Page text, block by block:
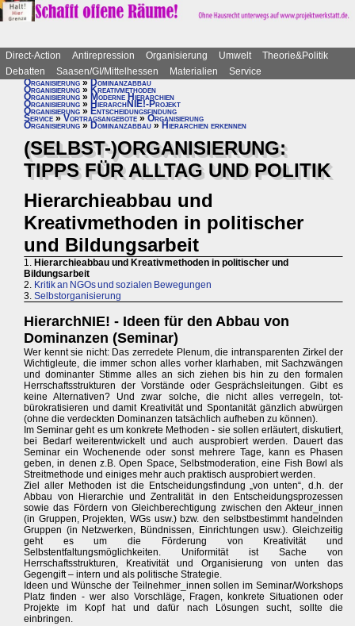
Direct-Action Antirepression Organisierung Umwelt
Theorie&Politik
Debatten
Saasen/GI/Mittelhessen Materialien
Service
Organisierung»Dominanzabbau
Organisierung » Kreativmethoden
Organisierung » Moderne Hierarchien
Organisierung » HierarchNIE!-Projekt
Organisierung » Entscheidungsfindung
Service » Vortragsangebote » Organisierung
Organisierung » Dominanzabbau » Hierarchien erkennen
(SELBST-)ORGANISIERUNG:
TIPPS FÜR ALLTAG UND POLITIK
Hierarchieabbau und
Kreativmethoden in politischer
und Bildungsarbeit
1. Hierarchieabbau und Kreativmethoden in politischer und
Bildungsarbeit
2. Kritik an NGOs und sozialen Bewegungen
3. Selbstorganisierung
HierarchNIE! - Ideen für den Abbau von
Dominanzen (Seminar)
Wer kennt sie nicht: Das zerredete Plenum, die intransparenten Zirkel der
Wichtigleute, die immer schon alles vorher klarhaben, mit Sachzwängen
und dominanter Stimme alles an sich ziehen bis hin zu den formalen
Herrschaftsstrukturen der Vorstände oder Gesprächsleitungen. Gibt es
keine Alternativen? Und zwar solche, die nicht alles verregeln, tot-
bürokratisieren und damit Kreativität und Spontanität gänzlich abwürgen
(ohne die verdeckten Dominanzen tatsächlich aufheben zu können).
Im Seminar geht es um konkrete Methoden - sie sollen erläutert, diskutiert,
bei Bedarf weiterentwickelt und auch ausprobiert werden. Dauert das
Seminar ein Wochenende oder sonst mehrere Tage, kann es Phasen
geben, in denen z.B. Open Space, Selbstmoderation, eine Fish Bowl als
Streitmethode und einiges mehr auch praktisch ausprobiert werden.
Ziel aller Methoden ist die Entscheidungsfindung „von unten“, d.h. der
Abbau von Hierarchie und Zentralität in den Entscheidungsprozessen
sowie das Fördern von Gleichberechtigung zwischen den Akteur_innen
(in Gruppen, Projekten, WGs usw.) bzw. den selbstbestimmt handelnden
Gruppen (in Netzwerken, Bündnissen, Einrichtungen usw.). Gleichzeitig
geht es um die Förderung von Kreativität und
Selbstentfaltungsmöglichkeiten. Uniformität ist Sache von
Herrschaftsstrukturen, Kreativität und Organisierung von unten das
Gegengift – intern und als politische Strategie.
Ideen und Wünsche der Teilnehmer_innen sollen im Seminar/Workshops
Platz finden - wer also Vorschläge, Fragen, konkrete Situationen oder
Projekte im Kopf hat und dafür nach Lösungen sucht, sollte die
einbringen.